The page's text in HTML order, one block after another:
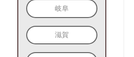
岐阜
滋賀